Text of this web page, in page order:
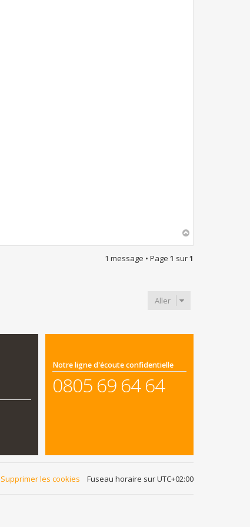
t
1 message • Page 1 sur1
Aller
Notre ligne d'écoute confidentielle
0805 69 64 64
Fuseau horaire surUTC+02:00
Supprimer les cookies